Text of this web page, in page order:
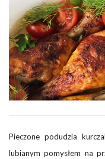
Pieczone podudzia
lubianym pomysłem na